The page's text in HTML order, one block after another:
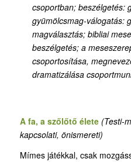
csoportban; beszélgetés:
gyümölcsmag-válogatás:
magválasztás; bibliai
beszélgetés; a
csoportosítása,
dramatizálása
A fa, a szőlőtő élete (Testi-
kapcsolati, önismereti)
Mímes játékkal, csak